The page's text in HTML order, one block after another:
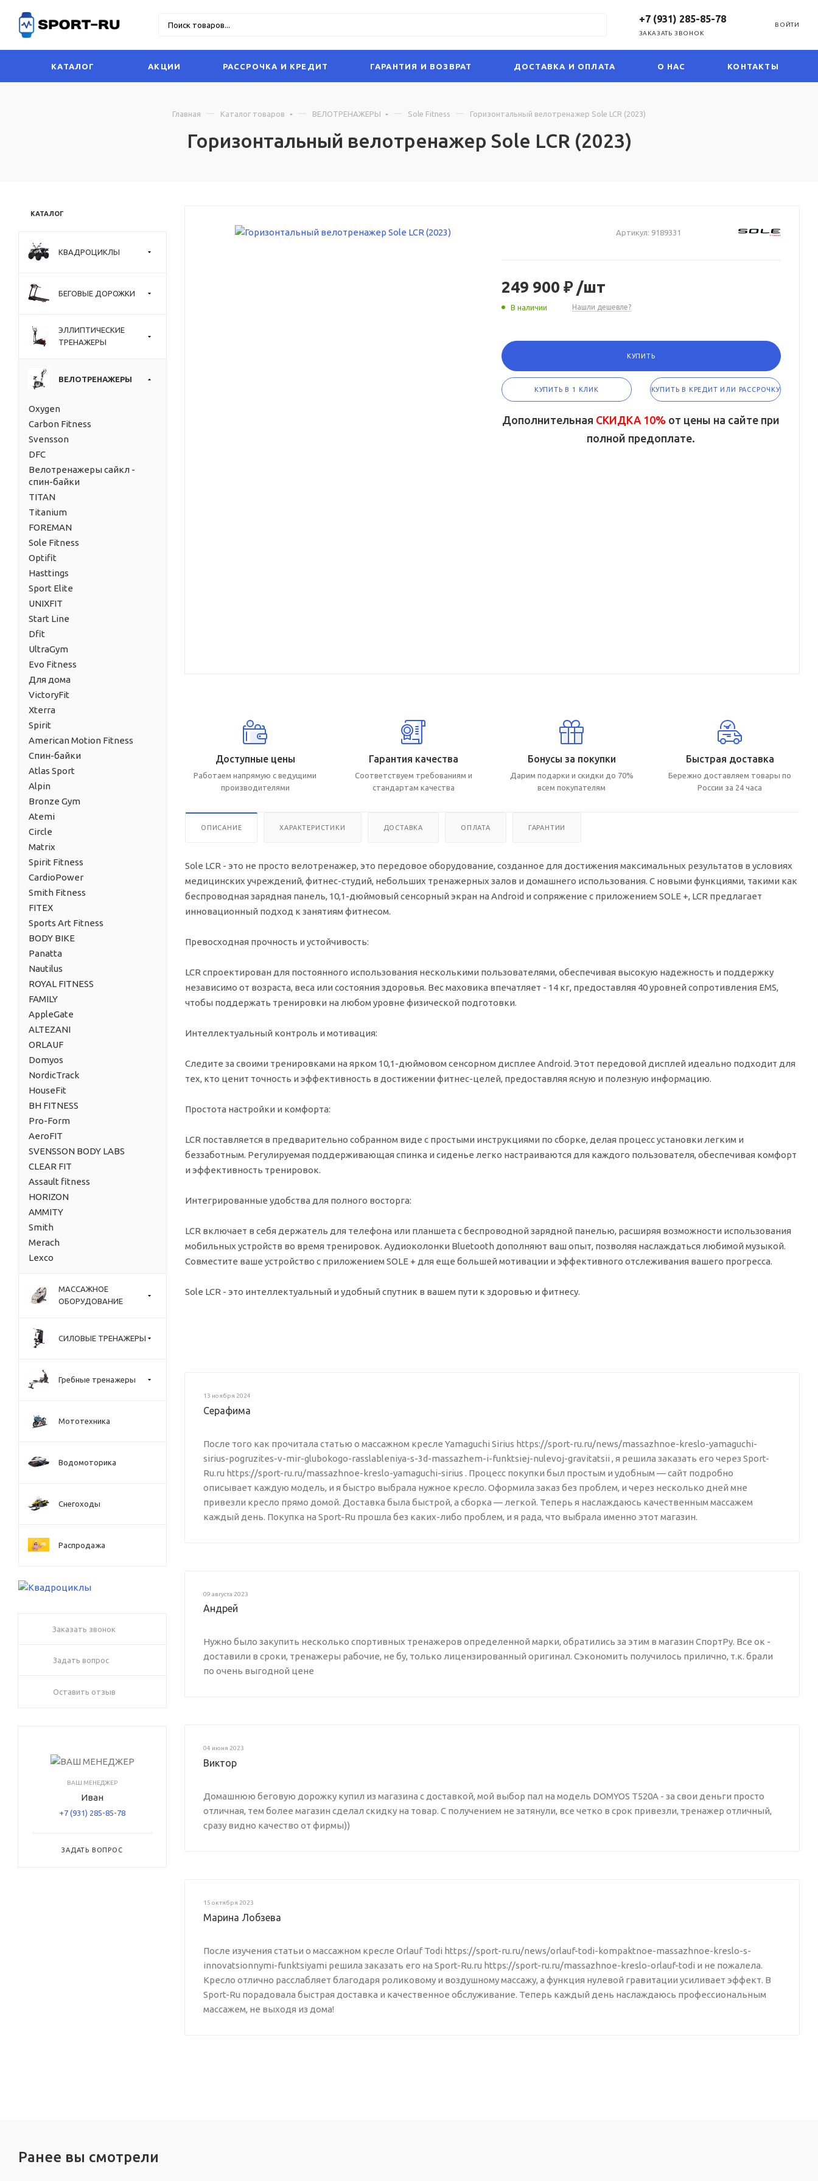
+7 (931) 285-85-78
ЗАКАЗАТЬ ЗВОНОК
ВОЙТИ
КАТАЛОГ АКЦИИ РАССРОЧКА И КРЕДИТ ГАРАНТИЯ И ВОЗВРАТ ДОСТАВКА И ОПЛАТА О НАС КОНТАКТЫ
Горизонтальный велотренажер Sole LCR (2023)
Главная Каталог товаров ВЕЛОТРЕНАЖЕРЫ Sole Fitness Горизонтальный велотренажер Sole LCR (2023)
КАТАЛОГ
КВАДРОЦИКЛЫ
БЕГОВЫЕ ДОРОЖКИ
ЭЛЛИПТИЧЕСКИЕ
ТРЕНАЖЕРЫ
ВЕЛОТРЕНАЖЕРЫ
Oxygen
Carbon Fitness
Svensson
DFC
Велотренажеры сайкл -
спин-байки
TITAN
Titanium
FOREMAN
Sole Fitness
Optifit
Hasttings
Sport Elite
UNIXFIT
Start Line
Dfit
UltraGym
Evo Fitness
Для дома
VictoryFit
Xterra
Spirit
American Motion Fitness
Спин-байки
Atlas Sport
Alpin
Bronze Gym
Atemi
Circle
Matrix
Spirit Fitness
CardioPower
Smith Fitness
FITEX
Sports Art Fitness
BODY BIKE
Panatta
Nautilus
ROYAL FITNESS
FAMILY
AppleGate
ALTEZANI
ORLAUF
Domyos
NordicTrack
HouseFit
BH FITNESS
Pro-Form
AeroFIT
SVENSSON BODY LABS
CLEAR FIT
Assault fitness
HORIZON
AMMITY
Smith
Merach
Lexco
МАССАЖНОЕ
ОБОРУДОВАНИЕ
СИЛОВЫЕ ТРЕНАЖЕРЫ
Гребные тренажеры
Мототехника
Водомоторика
Снегоходы
Распродажа
Заказать звонок
Задать вопрос
Оставить отзыв
ВАШ МЕНЕДЖЕР
Иван
+7 (931) 285-85-78
ЗАДАТЬ ВОПРОС
Артикул: 9189331
249 900 ₽/шт
В наличии Нашли дешевле?
КУПИТЬ
КУПИТЬ В 1 КЛИК КУПИТЬ В КРЕДИТ ИЛИ РАССРОЧКУ
Дополнительная СКИДКА 10% от цены на сайте при
полной предоплате.
Доступные цены
Работаем напрямую с ведущими
производителями
Гарантия качества
Соответствуем требованиям и
стандартам качества
Бонусы за покупки
Дарим подарки и скидки до 70%
всем покупателям
Быстрая доставка
Бережно доставляем товары по
России за 24 часа
ОПИСАНИЕ ХАРАКТЕРИСТИКИ ДОСТАВКА ОПЛАТА ГАРАНТИИ
Sole LCR - это не просто велотренажер, это передовое оборудование, созданное для достижения максимальных результатов в условиях
медицинских учреждений, фитнес-студий, небольших тренажерных залов и домашнего использования. С новыми функциями, такими как
беспроводная зарядная панель, 10,1-дюймовый сенсорный экран на Android и сопряжение с приложением SOLE +, LCR предлагает
инновационный подход к занятиям фитнесом.
Превосходная прочность и устойчивость:
LCR спроектирован для постоянного использования несколькими пользователями, обеспечивая высокую надежность и поддержку
независимо от возраста, веса или состояния здоровья. Вес маховика впечатляет - 14 кг, предоставляя 40 уровней сопротивления EMS,
чтобы поддержать тренировки на любом уровне физической подготовки.
Интеллектуальный контроль и мотивация:
Следите за своими тренировками на ярком 10,1-дюймовом сенсорном дисплее Android. Этот передовой дисплей идеально подходит для
тех, кто ценит точность и эффективность в достижении фитнес-целей, предоставляя ясную и полезную информацию.
Простота настройки и комфорта:
LCR поставляется в предварительно собранном виде с простыми инструкциями по сборке, делая процесс установки легким и
беззаботным. Регулируемая поддерживающая спинка и сиденье легко настраиваются для каждого пользователя, обеспечивая комфорт
и эффективность тренировок.
Интегрированные удобства для полного восторга:
LCR включает в себя держатель для телефона или планшета с беспроводной зарядной панелью, расширяя возможности использования
мобильных устройств во время тренировок. Аудиоколонки Bluetooth дополняют ваш опыт, позволяя наслаждаться любимой музыкой.
Совместите ваше устройство с приложением SOLE + для еще большей мотивации и эффективного отслеживания вашего прогресса.
Sole LCR - это интеллектуальный и удобный спутник в вашем пути к здоровью и фитнесу.
13 ноября 2024
Серафима
После того как прочитала статью о массажном кресле Yamaguchi Sirius https://sport-ru.ru/news/massazhnoe-kreslo-yamaguchi-
sirius-pogruzites-v-mir-glubokogo-rasslableniya-s-3d-massazhem-i-funktsiej-nulevoj-gravitatsii , я решила заказать его через Sport-
Ru.ru https://sport-ru.ru/massazhnoe-kreslo-yamaguchi-sirius . Процесс покупки был простым и удобным — сайт подробно
описывает каждую модель, и я быстро выбрала нужное кресло. Оформила заказ без проблем, и через несколько дней мне
привезли кресло прямо домой. Доставка была быстрой, а сборка — легкой. Теперь я наслаждаюсь качественным массажем
каждый день. Покупка на Sport-Ru прошла без каких-либо проблем, и я рада, что выбрала именно этот магазин.
09 августа 2023
Андрей
Нужно было закупить несколько спортивных тренажеров определенной марки, обратились за этим в магазин СпортРу. Все ок -
доставили в сроки, тренажеры рабочие, не бу, только лицензированный оригинал. Сэкономить получилось прилично, т.к. брали
по очень выгодной цене
04 июня 2023
Виктор
Домашнюю беговую дорожку купил из магазина с доставкой, мой выбор пал на модель DOMYOS T520A - за свои деньги просто
отличная, тем более магазин сделал скидку на товар. С получением не затянули, все четко в срок привезли, тренажер отличный,
сразу видно качество от фирмы))
15 октября 2023
Марина Лобзева
После изучения статьи о массажном кресле Orlauf Todi https://sport-ru.ru/news/orlauf-todi-kompaktnoe-massazhnoe-kreslo-s-
innovatsionnymi-funktsiyami решила заказать его на Sport-Ru.ru https://sport-ru.ru/massazhnoe-kreslo-orlauf-todi и не пожалела.
Кресло отлично расслабляет благодаря роликовому и воздушному массажу, а функция нулевой гравитации усиливает эффект. В
Sport-Ru порадовала быстрая доставка и качественное обслуживание. Теперь каждый день наслаждаюсь профессиональным
массажем, не выходя из дома!
Ранее вы смотрели